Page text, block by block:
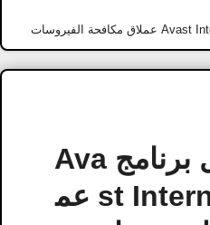
تحميل وتفعيل برنامج Ava
st Internet Security عم